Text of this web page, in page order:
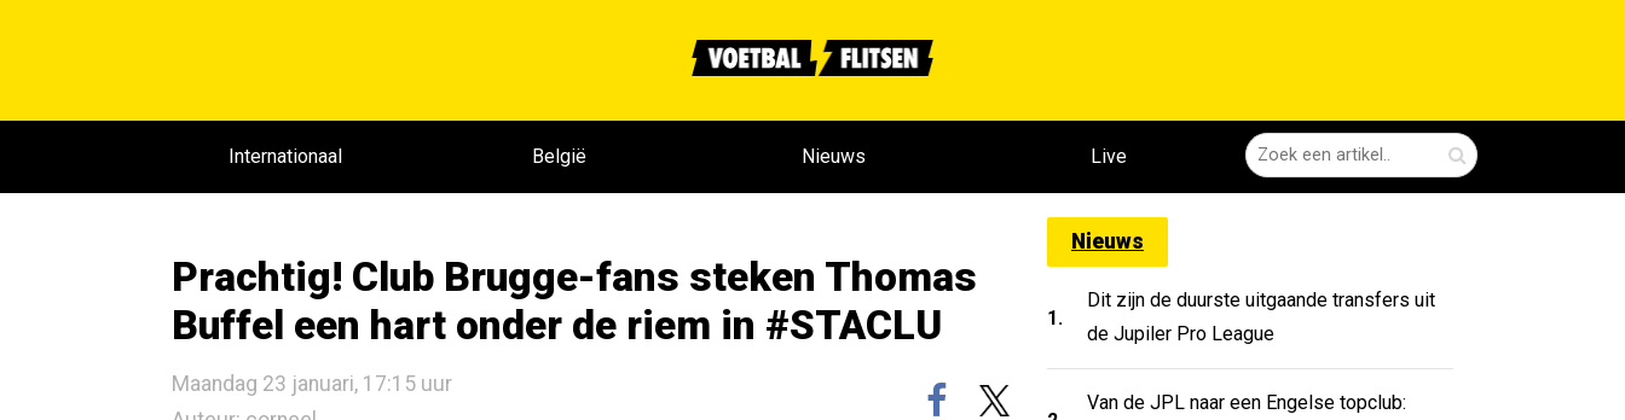
Internationaal België Nieuws Live
Prachtig! Club Brugge-fans steken Thomas
Buffel een hart onder de riem in #STACLU
Maandag 23 januari, 17:15 uur
Nieuws
1.
Dit zijn de duurste uitgaande transfers uit
de Jupiler Pro League
Van de JPL naar een Engelse topclub: